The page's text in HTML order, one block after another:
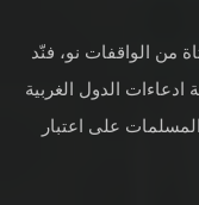
من 1700 امرأة وفتاة من الواقفات نو، فنّد
ادعاءات الدول الغربية
على اعتبار